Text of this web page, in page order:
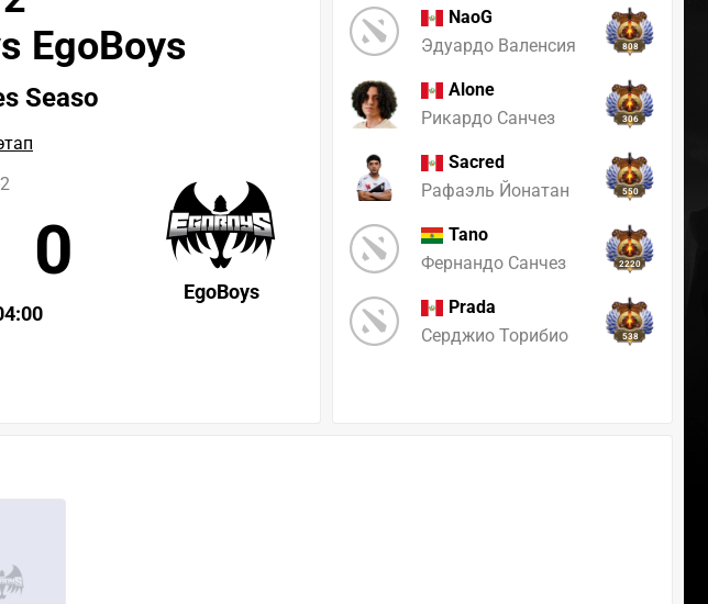
NaoG
Эдуардо Валенсия
808
Alone
Рикардо Санчез
306
Sacred
Рафаэль Йонатан
550
Tano
Фернандо Санчез
2220
Prada
Серджио Торибио
538
EgoBoys
Seaso
EgoBoys
0